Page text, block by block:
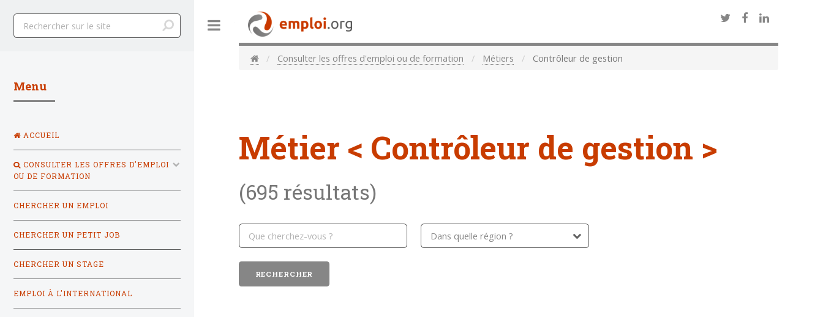
Consulter les offres d'emploi ou de formation Métiers Contrôleur de gestion
Métier < Contrôleur de gestion >
(695 résultats)
Menu
ACCUEIL
CONSULTER LES OFFRES D'EMPLOI
OU DE FORMATION
CHERCHER UN EMPLOI
CHERCHER UN PETIT JOB
CHERCHER UN STAGE
EMPLOI À L'INTERNATIONAL
Toggle